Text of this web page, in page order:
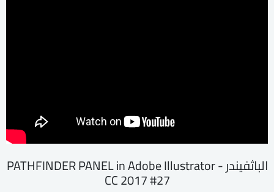
الباثفيندر - PATHFINDER PANEL in Adobe Illustrator
CC 2017 #27